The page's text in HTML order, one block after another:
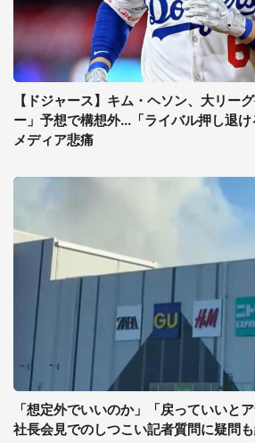
【ドジャース】キム・ヘソン、大リー
ー」予想で構想外...「ライバル押し退
メディア悲痛
「想定外でいいのか」「戻っていいと
社長会見でのしつこい記者質問に疑問